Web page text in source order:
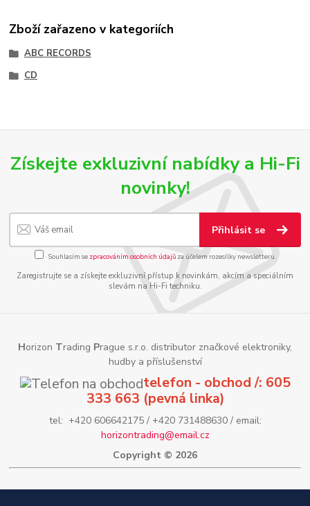
Zboží zařazeno v kategoriích
ABC RECORDS
CD
Získejte exkluzivní nabídky a Hi-Fi
novinky!
Přihlásit se
Souhlasím se zpracováním osobních údajůza účelem rozesílky newsletteru.
Zaregistrujte se a získejte exkluzivní přístup k novinkám, akcím a speciálním
slevám na Hi-Fi techniku.
Horizon Trading Prague s.r.o. distributor značkové elektroniky,
hudby a příslušenství
telefon - obchod /: 605
333 663 (pevná linka)
tel: +420 606642175 / +420 731488630 / email:
horizontrading@email.cz
Copyright © 2026